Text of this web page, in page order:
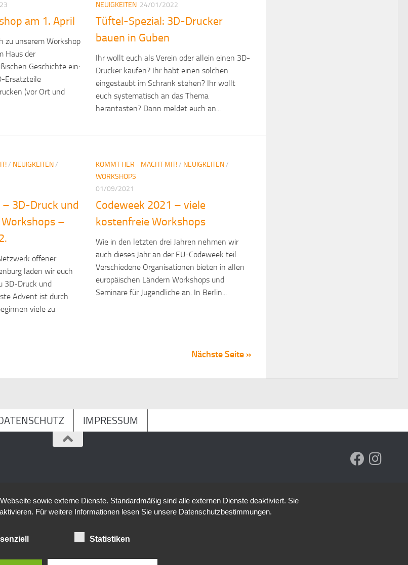
am 1. April
zu unserem Workshop
Haus der
Geschichte ein:
Ersatzteile
(vor Ort und
NEUIGKEITEN 24/01/2022
Tüftel-Spezial: 3D-Drucker
bauen in Guben
Ihr wollt euch als Verein oder allein einen 3D-
Drucker kaufen? Ihr habt einen solchen
eingestaubt im Schrank stehen? Ihr wollt
euch systematisch an das Thema
herantasten? Dann meldet euch an...
/ NEUIGKEITEN/
3D-Druck und
–
offener
laden wir euch
3D-Druck und
Advent ist durch
viele zu
KOMMT HER - MACHT MIT!/ NEUIGKEITEN/
WORKSHOPS
01/09/2021
Codeweek 2021 – viele
kostenfreie Workshops
Wie in den letzten drei Jahren nehmen wir
auch dieses Jahr an der EU-Codeweek teil.
Verschiedene Organisationen bieten in allen
europäischen Ländern Workshops und
Seminare für Jugendliche an. In Berlin...
Nächste Seite »
IMPRESSUM
sowie externe Dienste. Standardmäßig sind alle externen Dienste deaktiviert. Sie
Für weitere Informationen lesen Sie unsere Datenschutzbestimmungen.
Statistiken